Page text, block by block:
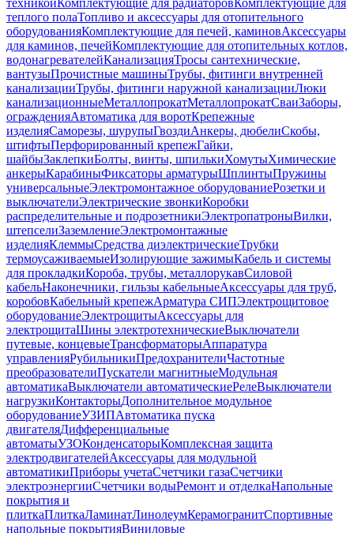
техникойКомплектующие для радиаторовКомплектующие для
теплого полаТопливо и аксессуары для отопительного
оборудованияКомплектующие для печей, каминовАксессуары
для каминов, печейКомплектующие для отопительных котлов,
водонагревателейКанализацияТросы сантехнические,
вантузыПрочистные машиныТрубы, фитинги внутренней
канализацииТрубы, фитинги наружной канализацииЛюки
канализационныеМеталлопрокатМеталлопрокатСваиЗаборы,
огражденияАвтоматика для воротКрепежные
изделияСаморезы, шурупыГвоздиАнкеры, дюбелиСкобы,
штифтыПерфорированный крепежГайки,
шайбыЗаклепкиБолты, винты, шпилькиХомутыХимические
анкерыКарабиныФиксаторы арматурыШплинтыПружины
универсальныеЭлектромонтажное оборудованиеРозетки и
выключателиЭлектрические звонкиКоробки
распределительные и подрозетникиЭлектропатроныВилки,
штепселиЗаземлениеЭлектромонтажные
изделияКлеммыСредства диэлектрическиеТрубки
термоусаживаемыеИзолирующие зажимыКабель и системы
для прокладкиКороба, трубы, металлорукавСиловой
кабельНаконечники, гильзы кабельныеАксессуары для труб,
коробовКабельный крепежАрматура СИПЭлектрощитовое
оборудованиеЭлектрощитыАксессуары для
электрощитаШины электротехническиеВыключатели
путевые, концевыеТрансформаторыАппаратура
управленияРубильникиПредохранителиЧастотные
преобразователиПускатели магнитныеМодульная
автоматикаВыключатели автоматическиеРелеВыключатели
нагрузкиКонтакторыДополнительное модульное
оборудованиеУЗИПАвтоматика пуска
двигателяДифференциальные
автоматыУЗОКонденсаторыКомплексная защита
электродвигателейАксессуары для модульной
автоматикиПриборы учетаСчетчики газаСчетчики
электроэнергииСчетчики водыРемонт и отделкаНапольные
покрытия и
плиткаПлиткаЛаминатЛинолеумКерамогранитСпортивные
напольные покрытияВиниловые